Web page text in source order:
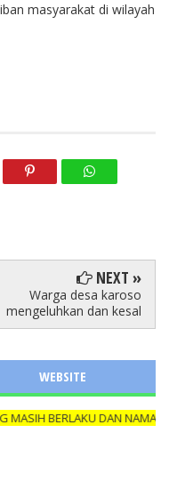
masyarakat di wilayah
NEXT »
Warga desa karoso
mengeluhkan dan kesal
WEBSITE
BERLAKU DAN